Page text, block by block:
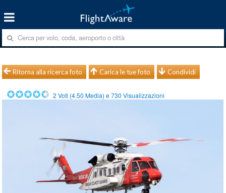
Ritorna alla ricerca foto Carica le tue foto Condividi
2 Voti (4.50 Media) e730 Visualizzazioni